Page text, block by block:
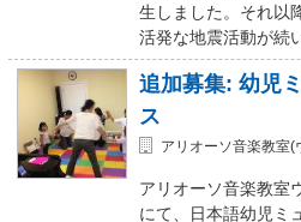
生しました。それ以
活発な地震活動が続
追加募集: 幼児
ス
アリオーソ音楽教室
アリオーソ音楽教室
にて、日本語幼児ミ